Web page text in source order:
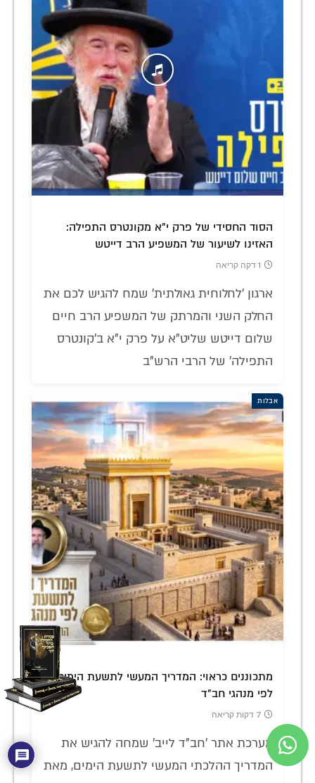
הסוד החסידי של פרק י"א מקונטרס התפילה:
האזינו לשיעור של המשפיע הרב דייטש
1 דקה קריאה
ארגון 'לחלוחית גאולתית' שמח להגיש לכם את
החלק השני והמרתק של המשפיע הרב חיים
שלום דייטש שליט"א על פרק י"א ב'קונטרס
התפילה' של הרבי הרש"ב
אבלות
מתכוננים כראוי: המדריך המעשי לתשעת הימים
לפי מנהגי חב"ד
7 דקות קריאה
מערכת אתר 'חב"ד לייב' שמחה להגיש את
המדריך ההלכתי המעשי לתשעת הימים, מאת